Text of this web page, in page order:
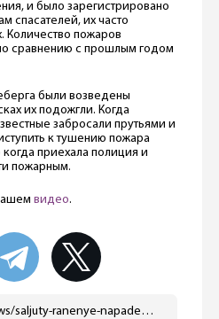
и было зарегистрировано
спасателей, их часто
Количество пожаров
сравнению с прошлым годом
были возведены
их подожгли. Когда
забросали прутьями и
к тушению пожара
когда приехала полиция и
пожарным.
видео.
https://ostwest.tv/news/saljuty-ranenye-napadeniya-na-policiju-kak-proshla-novogodnyaya-noch-v-berline/